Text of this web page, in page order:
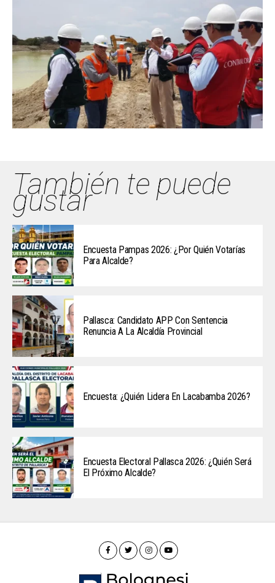
También te puede
gustar
Encuesta Pampas 2026: ¿Por Quién Votarías
Para Alcalde?
Pallasca: Candidato APP Con Sentencia
Renuncia A La Alcaldía Provincial
Encuesta: ¿Quién Lidera En Lacabamba 2026?
Encuesta Electoral Pallasca 2026: ¿Quién Será
El Próximo Alcalde?